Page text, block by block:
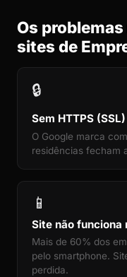
Os
sites de
🔒
Sem HTTPS (SSL)
O Google marca
residências fecham
📱
Site não funciona
Mais de 60% dos
pelo smartphone.
perdida.